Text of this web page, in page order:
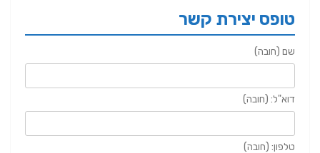
טופס יצירת קשר
שם (חובה)
דוא"ל: (חובה)
טלפון: (חובה)